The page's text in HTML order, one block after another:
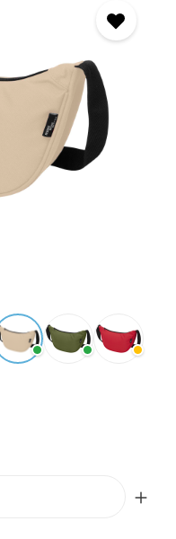
OatmealOlive Rot